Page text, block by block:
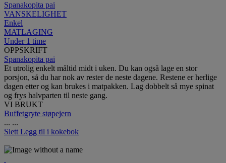
Spanakopita pai
VANSKELIGHET
Enkel
MATLAGING
Under 1 time
OPPSKRIFT
Spanakopita pai
Et utrolig enkelt måltid midt i uken. Du kan også lage en stor
porsjon, så du har nok av rester de neste dagene. Restene er herlige
dagen etter og kan brukes i matpakken. Lag dobbelt så mye spinat
og frys halvparten til neste gang.
VI BRUKT
Buffetgryte støpejern
... ...
Slett Legg til i kokebok